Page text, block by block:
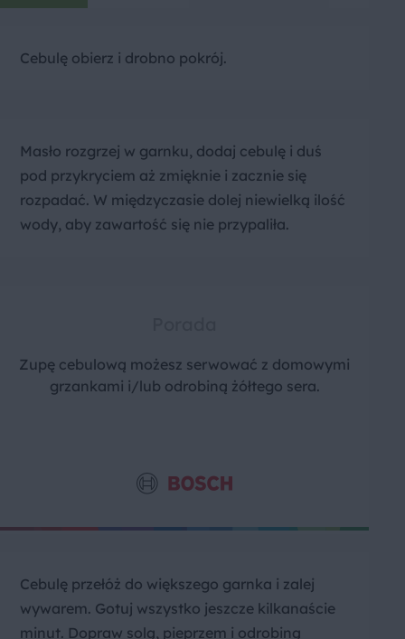
Cebulę obierz i drobno pokrój.
Masło rozgrzej w garnku, dodaj cebulę i duś
pod przykryciem aż zmięknie i zacznie się
rozpadać. W międzyczasie dolej niewielką ilość
wody, aby zawartość się nie przypaliła.
Zupę cebulową możesz serwować z domowymi
grzankami i/lub odrobiną żółtego sera.
Cebulę przełóż do większego garnka i zalej
wywarem. Gotuj wszystko jeszcze kilkanaście
minut. Dopraw solą, pieprzem i odrobiną